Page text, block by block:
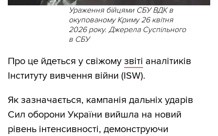
Ураження бійцями СБУ ВДК в
окупованому Криму 26 квітня
2026 року. Джерела Суспільного
в СБУ
Про це йдеться у свіжому звіті аналітиків
Інституту вивчення війни (ISW).
Як зазначається, кампанія дальніх ударів
Сил оборони України вийшла на новий
рівень інтенсивності, демонструючи